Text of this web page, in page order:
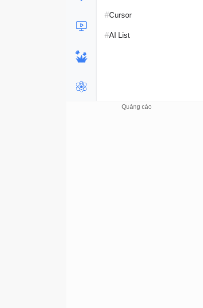
#Cursor
#AI List